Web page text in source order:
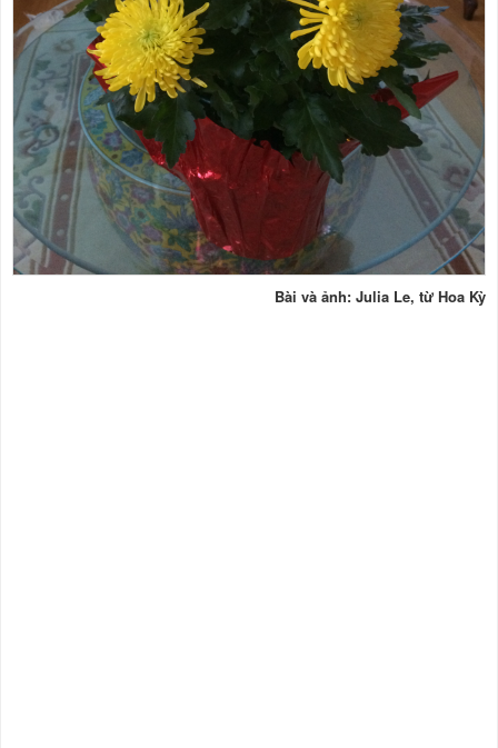
Bài và ảnh: Julia Le, từ Hoa Kỳ